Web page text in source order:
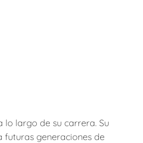
lo largo de su carrera. Su
generaciones de